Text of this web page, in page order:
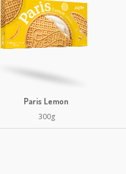
Paris Lemon
300g